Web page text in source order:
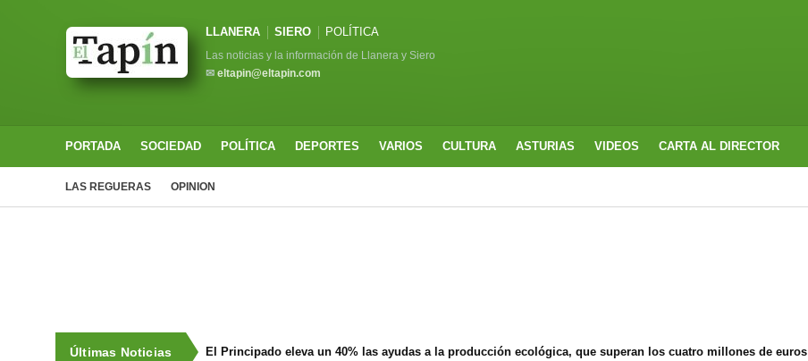
LLANERA SIERO POLÍTICA
Las noticias y la información de Llanera y Siero
✉ eltapin@eltapin.com
PORTADA SOCIEDAD POLÍTICA DEPORTES VARIOS CULTURA ASTURIAS VIDEOS CARTA AL DIRECTOR
LAS REGUERAS OPINION
Últimas Noticias El Principado eleva un 40% las ayudas a la producción ecológica, que superan los cuatro millones de euros